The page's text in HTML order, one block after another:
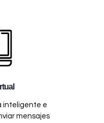
inteligente e
mensajes